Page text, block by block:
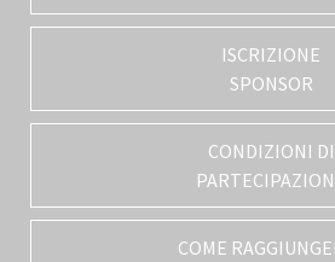
ISCRIZIONE
SPONSOR
CONDIZIONI DI
COME